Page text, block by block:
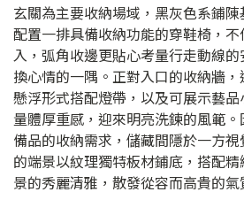
玄關為主要收納場域，黑灰色系鋪
配置一排具備收納功能的穿鞋椅，
入，弧角收邊更貼心考量行走動線
換心情的一隅。正對入口的收納牆，
懸浮形式搭配燈帶，以及可展示藝
量體厚重感，迎來明亮洗鍊的風範
備品的收納需求，儲藏間隱於一方
的端景以紋理獨特板材鋪底，搭配
景的秀麗清雅，散發從容而高貴的氣